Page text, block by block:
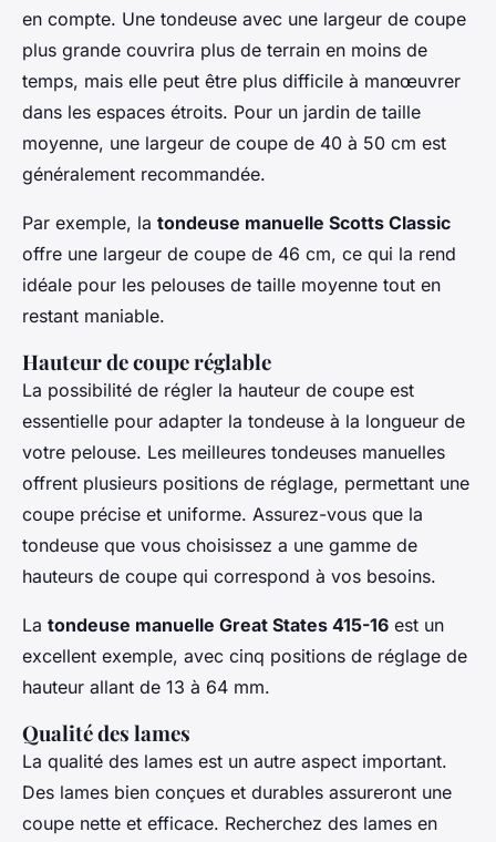
en compte. Une tondeuse avec une largeur de coupe
plus grande couvrira plus de terrain en moins de
temps, mais elle peut être plus difficile à manœuvrer
dans les espaces étroits. Pour un jardin de taille
moyenne, une largeur de coupe de 40 à 50 cm est
généralement recommandée.
Par exemple, la tondeuse manuelle Scotts Classic
offre une largeur de coupe de 46 cm, ce qui la rend
idéale pour les pelouses de taille moyenne tout en
restant maniable.
Hauteur de coupe réglable
La possibilité de régler la hauteur de coupe est
essentielle pour adapter la tondeuse à la longueur de
votre pelouse. Les meilleures tondeuses manuelles
offrent plusieurs positions de réglage, permettant une
coupe précise et uniforme. Assurez-vous que la
tondeuse que vous choisissez a une gamme de
hauteurs de coupe qui correspond à vos besoins.
La tondeuse manuelle Great States 415-16 est un
excellent exemple, avec cinq positions de réglage de
hauteur allant de 13 à 64 mm.
Qualité des lames
La qualité des lames est un autre aspect important.
Des lames bien conçues et durables assureront une
coupe nette et efficace. Recherchez des lames en